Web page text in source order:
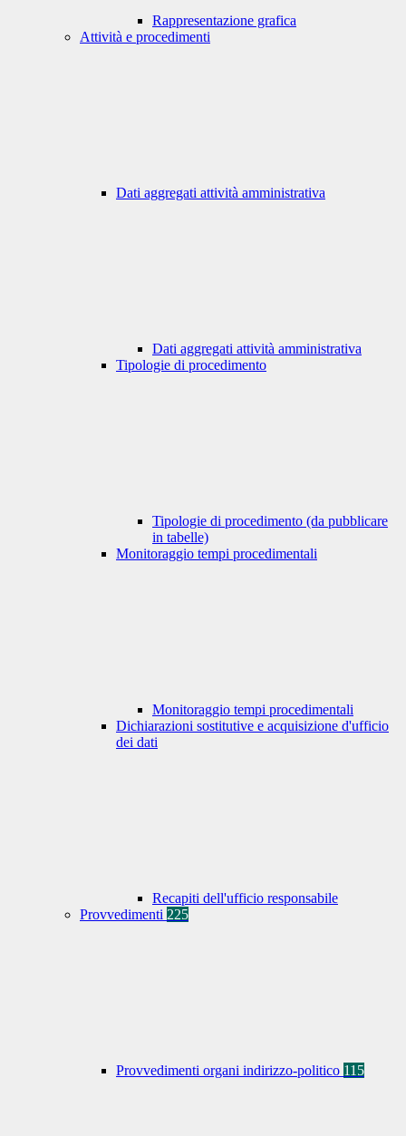
Rappresentazione grafica
Attività e procedimenti
Dati aggregati attività amministrativa
Dati aggregati attività amministrativa
Tipologie di procedimento
Tipologie di procedimento (da pubblicare
in tabelle)
Monitoraggio tempi procedimentali
Monitoraggio tempi procedimentali
Dichiarazioni sostitutive e acquisizione d'ufficio
dei dati
Recapiti dell'ufficio responsabile
Provvedimenti 225
Provvedimenti organi indirizzo-politico 115